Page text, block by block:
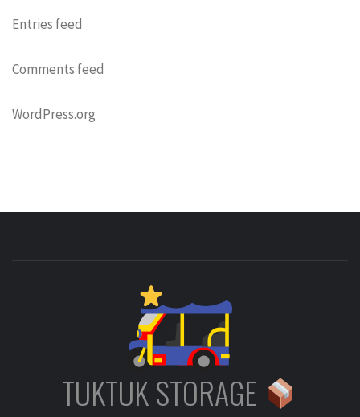
Entries feed
Comments feed
WordPress.org
TUKTUK STORAGE